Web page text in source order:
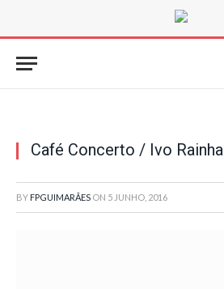
Café Concerto / Ivo Rainha
BY FPGUIMARÃES ON 5 JUNHO, 2016